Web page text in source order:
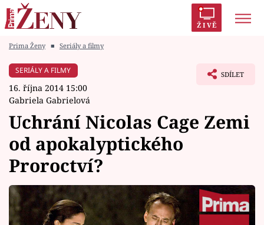
ŽIVĚ
Módní alarm
Témata
Celebrity
Vztahy
Prima Ženy ■ Seriály a filmy
SERIÁLY A FILMY
16. října 2014 15:00
Gabriela Gabrielová
SDÍLET
Uchrání Nicolas Cage Zemi
od apokalyptického
Proroctví?